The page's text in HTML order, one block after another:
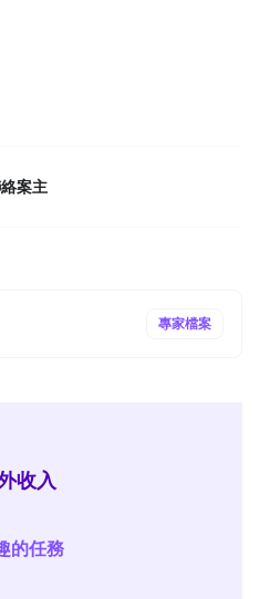
案主
專家檔案
收入
的任務